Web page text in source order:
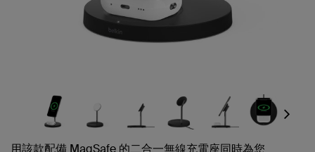
Next
用該款配備 MagSafe 的二合一無線充電座同時為您